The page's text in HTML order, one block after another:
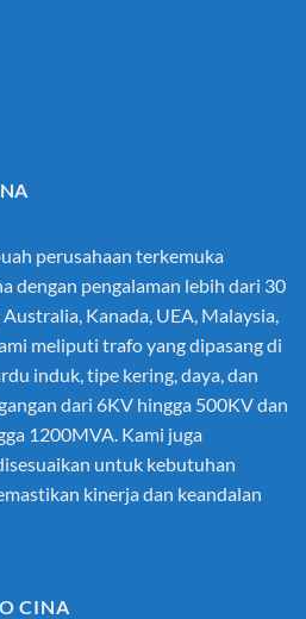
perusahaan terkemuka
dengan pengalaman lebih dari 30
Kanada, UEA, Malaysia,
meliputi trafo yang dipasang di
induk, tipe kering, daya, dan
dari 6KV hingga 500KV dan
1200MVA. Kami juga
untuk kebutuhan
kinerja dan keandalan
CINA